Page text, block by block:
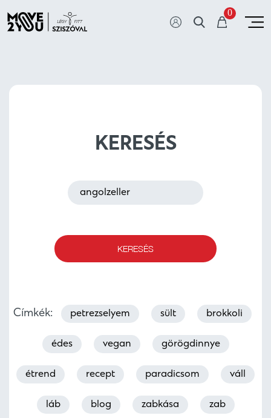
0
KERESÉS
Címkék: petrezselyem sült brokkoli
édes vegan görögdinnye
étrend recept paradicsom váll
láb blog zabkása zab